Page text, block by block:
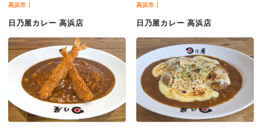
高浜市
日乃屋カレー 高浜店
高浜市
日乃屋カレー 高浜店